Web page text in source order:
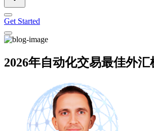
Get Started
2026年自动化交易最佳外汇